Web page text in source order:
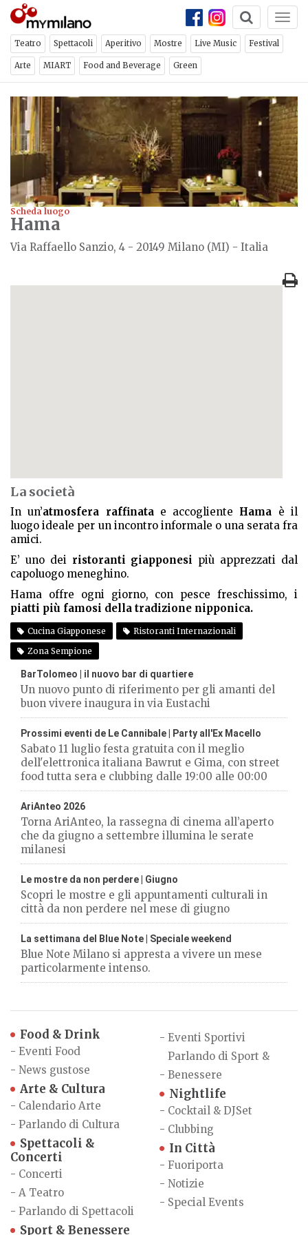
Teatro Spettacoli Aperitivo Mostre Live Music Festival
Arte MIART Food and Beverage Green
Scheda luogo
Hama
Via Raffaello Sanzio, 4 - 20149 Milano (MI) - Italia
La società
In un’atmosfera raffinatae accogliente Hama è il
luogo ideale per un incontro informale o una serata fra
amici.
E’ uno dei ristoranti giapponesi più apprezzati dal
capoluogo meneghino.
Hama offre ogni giorno, con pesce freschissimo, i
piatti più famosi della tradizione nipponica.
Cucina Giapponese
Ristoranti Internazionali
Zona Sempione
BarTolomeo | il nuovo bar di quartiere
Un nuovo punto di riferimento per gli amanti del
buon vivere inaugura in via Eustachi
Prossimi eventi de Le Cannibale | Party all'Ex Macello
Sabato 11 luglio festa gratuita con il meglio
dell'elettronica italiana Bawrut e Gima, con street
food tutta sera e clubbing dalle 19:00 alle 00:00
AriAnteo 2026
Torna AriAnteo, la rassegna di cinema all’aperto
che da giugno a settembre illumina le serate
milanesi
Le mostre da non perdere | Giugno
Scopri le mostre e gli appuntamenti culturali in
città da non perdere nel mese di giugno
La settimana del Blue Note | Speciale weekend
Blue Note Milano si appresta a vivere un mese
particolarmente intenso.
Food & Drink
- Eventi Food
- News gustose
Arte & Cultura
- Calendario Arte
- Parlando di Cultura
Spettacoli &
Concerti
- Concerti
- A Teatro
- Parlando di Spettacoli
Sport & Benessere
- Eventi Sportivi
-
Parlando di Sport &
Benessere
Nightlife
- Cocktail & DJSet
- Clubbing
In Città
- Fuoriporta
- Notizie
- Special Events
×
NEWSLETTER
Iscriviti per ricevere ogni
settimana la newsletter con gli
eventi di Milano
ISCRIVITI